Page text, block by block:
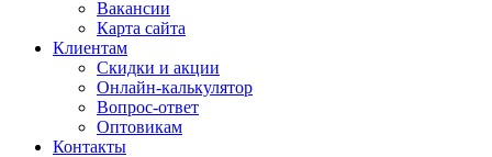
Вакансии
Карта сайта
Клиентам
Скидки и акции
Онлайн-калькулятор
Вопрос-ответ
Оптовикам
Контакты